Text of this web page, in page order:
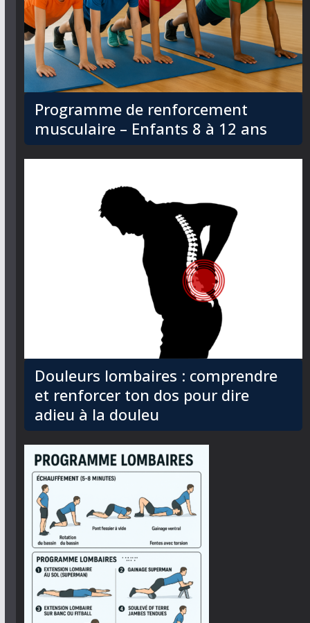
Programme de renforcement
musculaire – Enfants 8 à 12 ans
Douleurs lombaires : comprendre
et renforcer ton dos pour dire
adieu à la douleu